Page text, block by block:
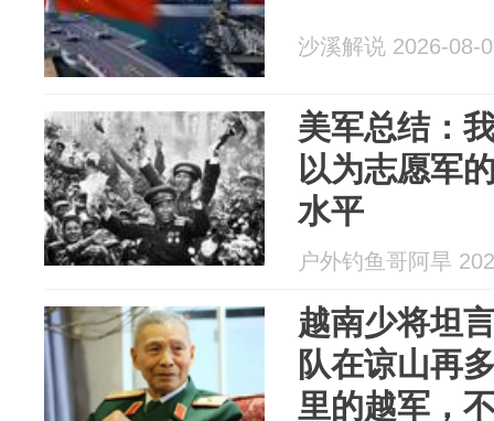
沙溪解说 2026-08-
美军总结：
以为志愿军
水平
户外钓鱼哥阿旱
越南少将坦
队在谅山再
里的越军，